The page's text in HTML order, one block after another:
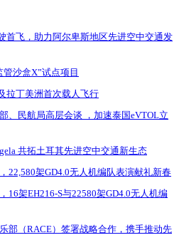
首飞，助力阿尔卑斯地区先进空中交通发
沙盒X”试点项目
拉丁美洲首次载人飞行
、民航局高层会谈 ，加速泰国eVTOL立
共拓土耳其先进空中交通新生态
22,580架GD4.0无人机编队表演献礼新春
16架EH216-S与22580架GD4.0无人机编
部（RACE）签署战略合作，携手推动先